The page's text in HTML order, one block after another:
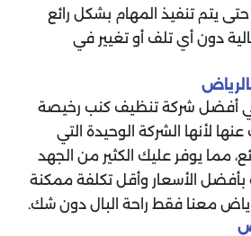
يتم تنفيذ المهام بشكل رائع
دون أي تلف أو تغيير في
أفضل شركة تنظيف كنب رخيصة
لأنها الشركة الوحيدة التي
مما يوفر عليك الكثير من الجهد
بأفضل الأسعار وأقل تكلفة ممكنة
معنا فقط راحة البال دون شك.